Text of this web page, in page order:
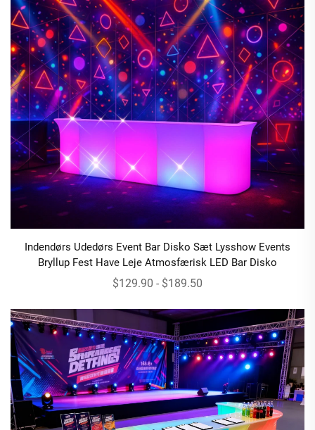
Indendørs Udedørs Event Bar Disko Sæt Lysshow Events
Bryllup Fest Have Leje Atmosfærisk LED Bar Disko
$129.90 - $189.50